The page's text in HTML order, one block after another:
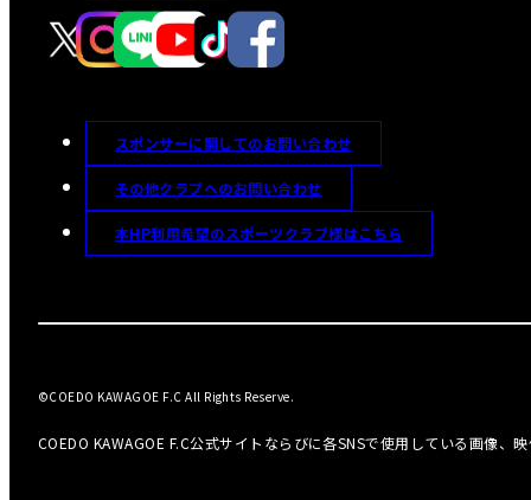
スポンサーに関してのお問い合わせ
その他クラブへのお問い合わせ
本HP利用希望のスポーツクラブ様はこちら
COEDO KAWAGOE F.C公式サイトならびに各SNSで使用している画像、
©COEDO KAWAGOE F.C All Rights Reserve.